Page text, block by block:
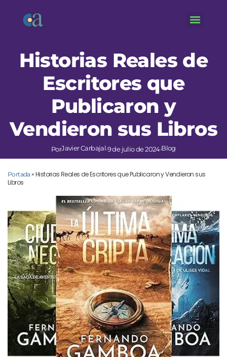
Historias Reales de
Escritores que
Publicaron y
Vendieron sus Libros
PorJavier Carbajal·9 de julio de 2024·Blog
Portada »Historias Reales de Escritores que Publicaron y Vendieron sus
Libros